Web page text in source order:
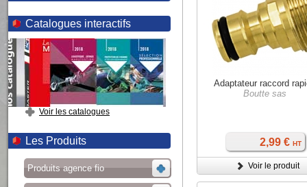
Catalogues interactifs
Voir les catalogues
Les Produits
Produits agence fio
Adaptateur raccord
Boutte sas
2,99 € HT
Voir le produit